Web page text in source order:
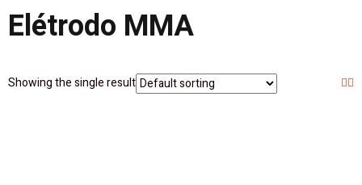
Elétrodo MMA
Showing the single result